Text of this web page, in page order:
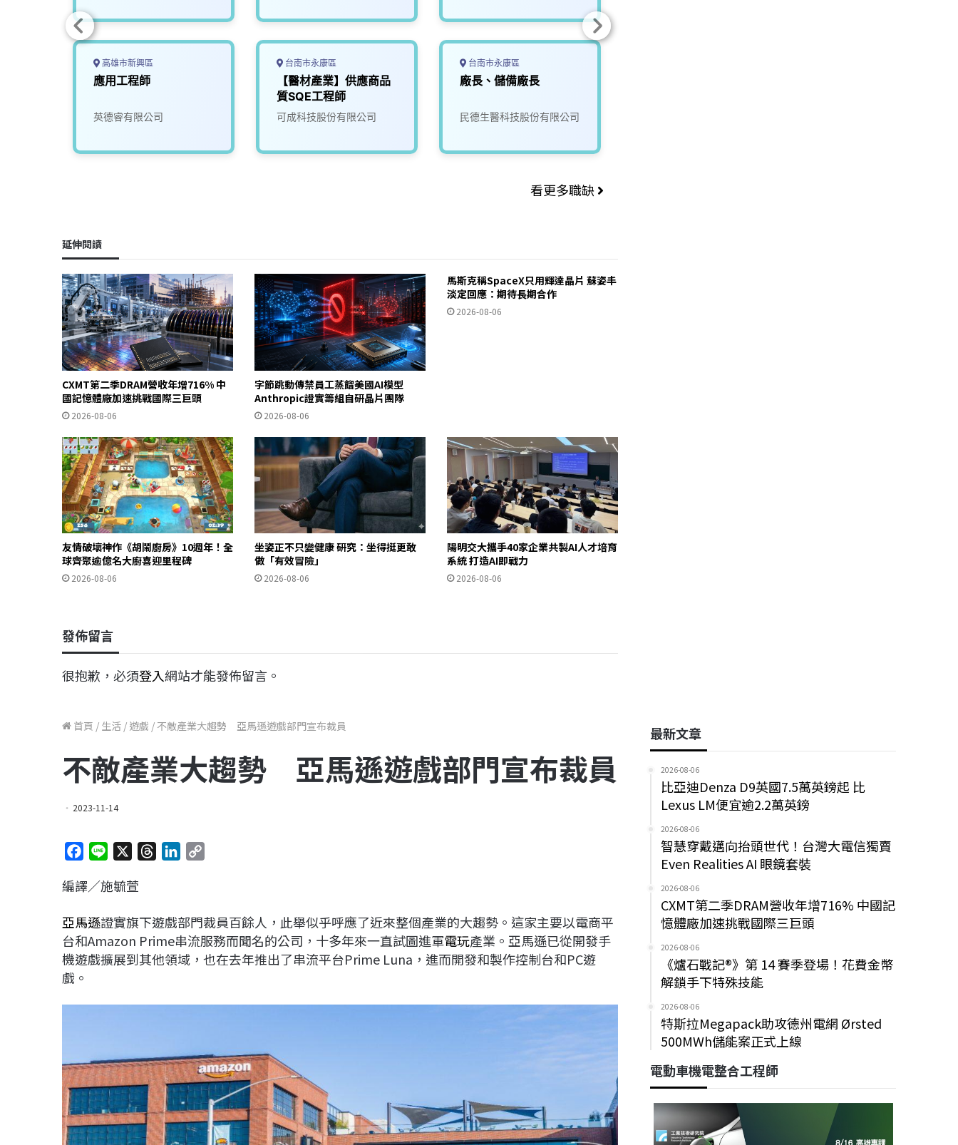
高雄市新興區
應用工程師
英德睿有限公司
台南市永康區
【醫材產業】供應商品
質SQE工程師
可成科技股份有限公司
台南市永康區
廠長、儲備廠長
民德生醫科技股份有限公司
看更多職缺
延伸閱讀
CXMT第二季DRAM營收年增716% 中
國記憶體廠加速挑戰國際三巨頭
2026-08-06
字節跳動傳禁員工蒸餾美國AI模型
Anthropic證實籌組自研晶片團隊
2026-08-06
馬斯克稱SpaceX只用輝達晶片 蘇姿丰
淡定回應：期待長期合作
2026-08-06
友情破壞神作《胡鬧廚房》10週年！全
球齊聚逾億名大廚喜迎里程碑
2026-08-06
坐姿正不只變健康 研究：坐得挺更敢
做「有效冒險」
2026-08-06
陽明交大攜手40家企業共製AI人才培育
系統 打造AI即戰力
2026-08-06
發佈留言
很抱歉，必須登入網站才能發佈留言。